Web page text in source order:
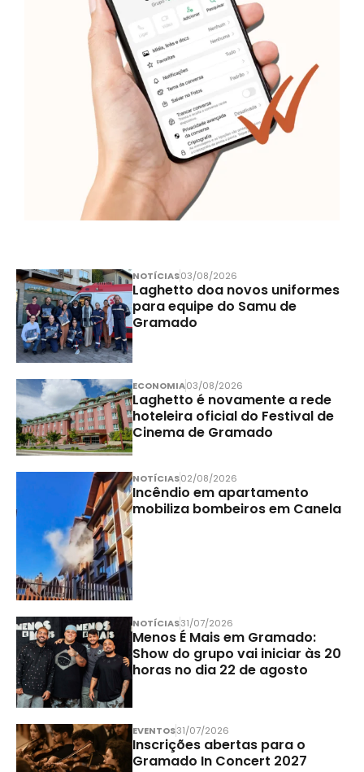
NOTÍCIAS03/08/2026
Laghetto doa novos uniformes
para equipe do Samu de
Gramado
ECONOMIA03/08/2026
Laghetto é novamente a rede
hoteleira oficial do Festival de
Cinema de Gramado
NOTÍCIAS02/08/2026
Incêndio em apartamento
mobiliza bombeiros em Canela
NOTÍCIAS31/07/2026
Menos É Mais em Gramado:
Show do grupo vai iniciar às 20
horas no dia 22 de agosto
EVENTOS31/07/2026
Inscrições abertas para o
Gramado In Concert 2027